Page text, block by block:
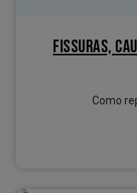
FISSURAS,
Como